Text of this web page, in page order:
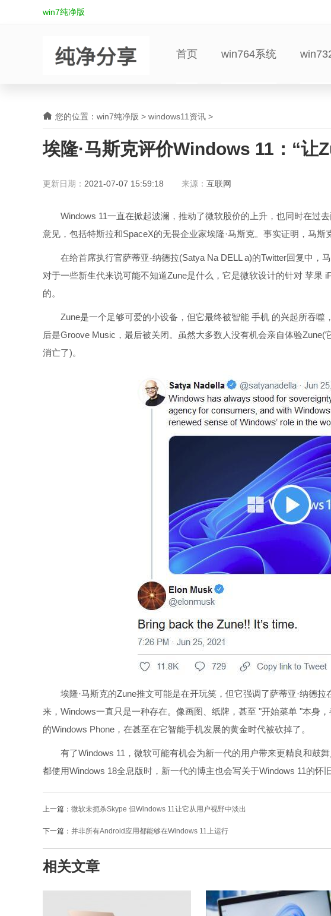
win7纯净版
首页 win764系统
您的位置： win7纯净版 > windows11资讯 >
埃隆·马斯克评价Windows 11：“让
更新日期： 2021-07-07 15:59:18 来源： 互联网
Windows 11一直在掀起波澜，推动了微软股价的上升，也同时在过
意见，包括特斯拉和SpaceX的无畏企业家埃隆·马斯克。事实证明，马斯
在给首席执行官萨蒂亚-纳德拉(Satya Na DELL a)的Twitter回复中，马
对于一些新生代来说可能不知道Zune是什么，它是微软设计的针对 苹果
的。
Zune是一个足够可爱的小设备，但它最终被智能 手机 的兴起所吞噬
后是Groove Music，最后被关闭。虽然大多数人没有机会亲自体验
消亡了)。
埃隆·马斯克的Zune推文可能是在开玩笑，但它强调了萨蒂亚·纳德拉
来，Windows一直只是一种存在。像画图、纸牌，甚至 "开始菜单 "本身
的Windows Phone，在甚至在它智能手机发展的黄金时代被砍掉了。
有了Windows 11，微软可能有机会为新一代的用户带来更精良和鼓舞
都使用Windows 18全息版时，新一代的博主也会写关于Windows 11的怀旧
上一篇： 微软未扼杀Skype 但Windows 11让它从用户视野中淡出
下一篇： 并非所有Android应用都能够在Windows 11上运行
相关文章